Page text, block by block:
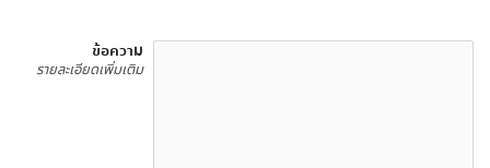
ข้อความ
รายละเอียดเพิ่มเติม